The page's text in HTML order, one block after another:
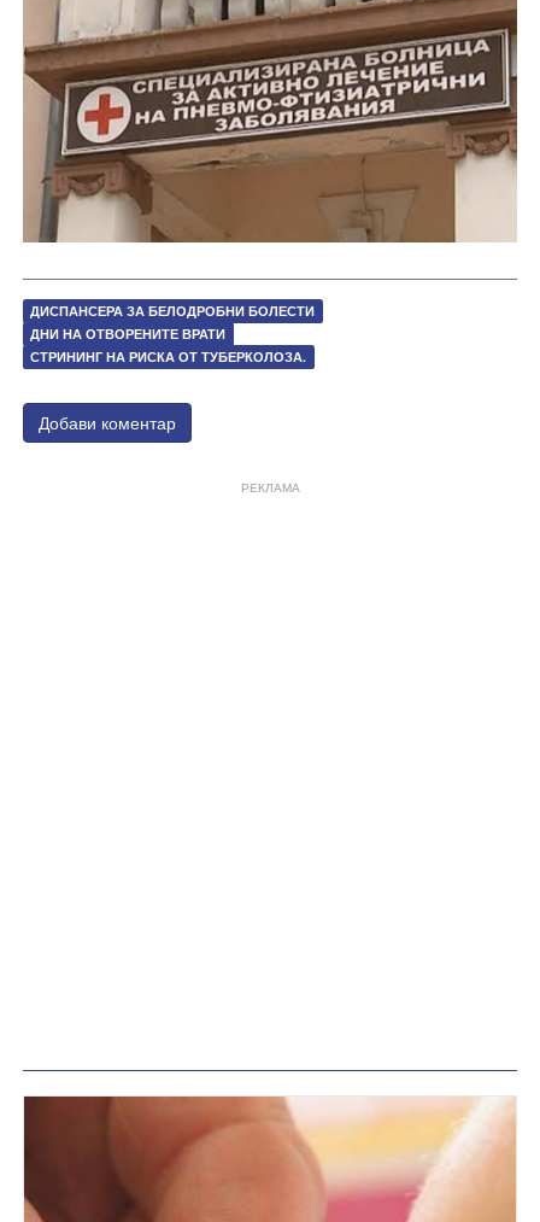
ДИСПАНСЕРА ЗА БЕЛОДРОБНИ БОЛЕСТИ
ДНИ НА ОТВОРЕНИТЕ ВРАТИ
СТРИНИНГ НА РИСКА ОТ ТУБЕРКОЛОЗА.
Добави коментар
РЕКЛАМА